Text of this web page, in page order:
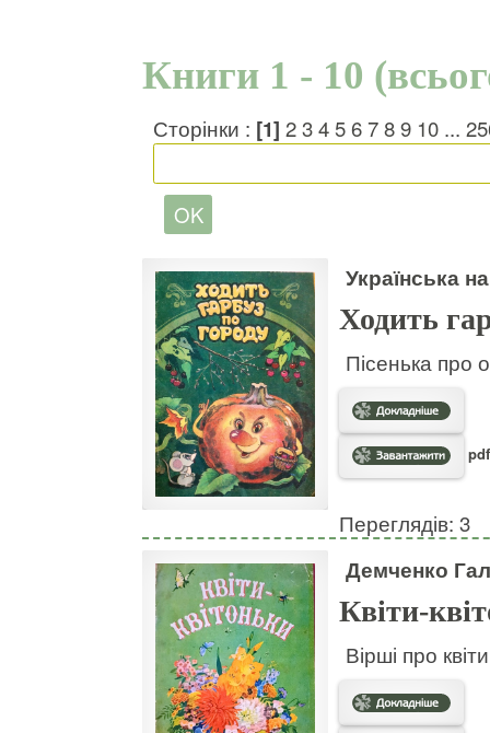
Книги 1 - 10
Сторінки : [1] 23456789 10 ...
Українська
Ходить
Пісенька про
Переглядів: 3
Демченко
Квіти-
Вірші про